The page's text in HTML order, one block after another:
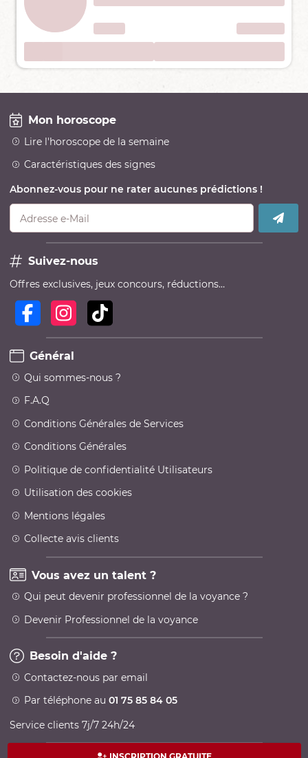
Mon horoscope
Lire l'horoscope de la semaine
Caractéristiques des signes
Abonnez-vous pour ne rater aucunes prédictions !
Adresse e-Mail
Suivez-nous
Offres exclusives, jeux concours, réductions…
Général
Qui sommes-nous ?
F.A.Q
Conditions Générales de Services
Conditions Générales
Politique de confidentialité Utilisateurs
Utilisation des cookies
Mentions légales
Collecte avis clients
Vous avez un talent ?
Qui peut devenir professionnel de la voyance ?
Devenir Professionnel de la voyance
Besoin d'aide ?
Contactez-nous par email
Par téléphone au 01 75 85 84 05
Service clients 7j/7 24h/24